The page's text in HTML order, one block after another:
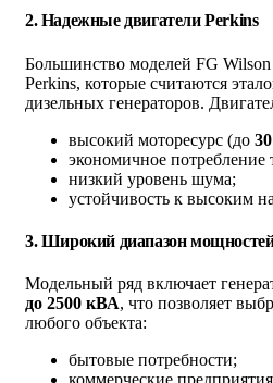
2.Надежные двигатели Perkins
Большинство моделей FG
Perkins, которые считаются
дизельных генераторов.
высокий моторесурс (до
экономичное потребление
низкий уровень шума;
устойчивость к высоким
3.Широкий диапазон
Модельный ряд включает
до 2500 кВА, что позволяет
любого объекта:
бытовые потребности;
коммерческие